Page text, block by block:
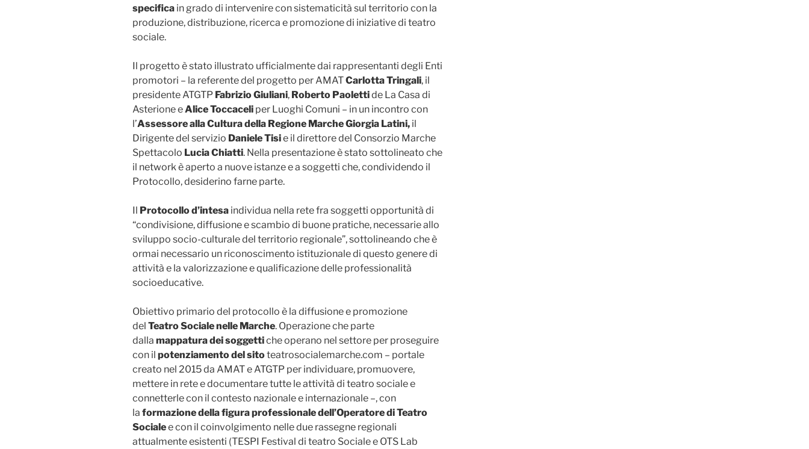
specifica in grado di intervenire con sistematicità sul territorio con la
produzione, distribuzione, ricerca e promozione di iniziative di teatro
sociale.
Il progetto è stato illustrato ufficialmente dai rappresentanti degli Enti
promotori – la referente del progetto per AMATCarlotta Tringali, il
presidente ATGTP Fabrizio Giuliani, Roberto Paolettide La Casa di
Asterione eAlice Toccaceli per Luoghi Comuni – in un incontro con
l’Assessore alla Cultura della Regione Marche Giorgia Latini, il
Dirigente del servizio Daniele Tisie il direttore del Consorzio Marche
Spettacolo Lucia Chiatti. Nella presentazione è stato sottolineato che
il network è aperto a nuove istanze e a soggetti che, condividendo il
Protocollo, desiderino farne parte.
Il Protocollo d’intesa individua nella rete fra soggetti opportunità di
“condivisione, diffusione e scambio di buone pratiche, necessarie allo
sviluppo socio-culturale del territorio regionale”, sottolineando che è
ormai necessario un riconoscimento istituzionale di questo genere di
attività e la valorizzazione e qualificazione delle professionalità
socioeducative.
Obiettivo primario del protocollo è la diffusione e promozione
del Teatro Sociale nelle Marche. Operazione che parte
dalla mappaturadei soggettiche operano nel settore per proseguire
con il potenziamento del sitoteatrosocialemarche.com – portale
creato nel 2015 da AMAT e ATGTP per individuare, promuovere,
mettere in rete e documentare tutte le attività di teatro sociale e
connetterle con il contesto nazionale e internazionale –, con
la formazione della figura professionale dell’Operatore di Teatro
Socialee con il coinvolgimento nelle due rassegne regionali
attualmente esistenti (TESPI Festival di teatro Sociale e OTS Lab